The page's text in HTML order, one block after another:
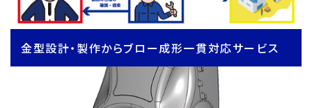
金型設計・製作からブロー成形一貫対応サービス